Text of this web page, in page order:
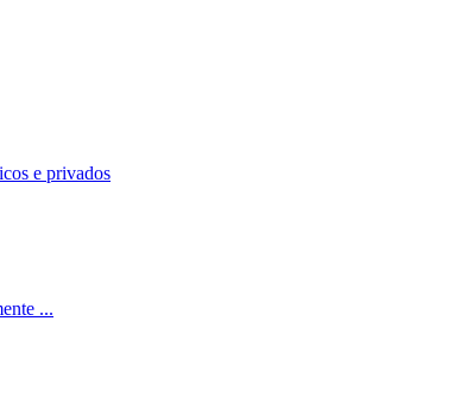
e privados
...